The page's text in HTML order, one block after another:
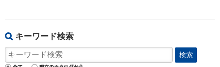
キーワード検索
検索